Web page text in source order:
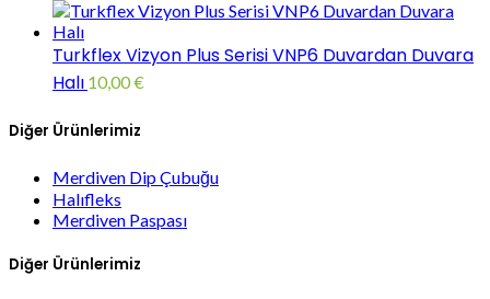
Turkflex Vizyon Plus Serisi VNP6 Duvardan Duvara
Halı 10,00€
Diğer Ürünlerimiz
Merdiven Dip Çubuğu
Halıfleks
Merdiven Paspası
Diğer Ürünlerimiz